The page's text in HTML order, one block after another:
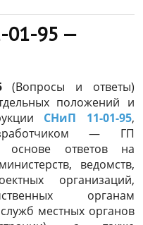
01-95 —
(Вопросы и ответы)
положений и
СНиП 11-01-95,
— ГП
ответов на
ведомств,
организаций,
органам
местных органов